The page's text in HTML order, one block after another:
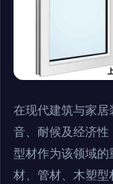
在现代建筑与家
音、耐候及经济
型材作为该领域
材、管材、木塑